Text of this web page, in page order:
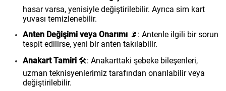
hasar varsa, yenisiyle değiştirilebilir. Ayrıca sim kart
yuvası temizlenebilir.
Anten Değişimi veya Onarımı 📡: Antenle ilgili bir sorun
tespit edilirse, yeni bir anten takılabilir.
Anakart Tamiri 🛠️: Anakarttaki şebeke bileşenleri,
uzman teknisyenlerimiz tarafından onarılabilir veya
değiştirilebilir.